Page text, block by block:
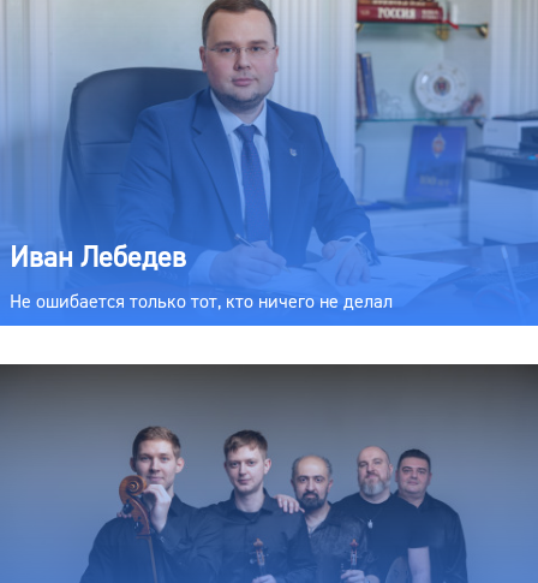
Иван Лебедев
Не ошибается только тот, кто ничего не делал